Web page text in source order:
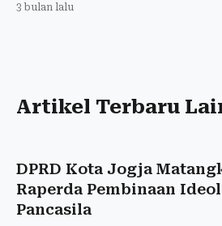
3 bulan lalu
Artikel Terbaru
DPRD Kota Jogja
Raperda Pembinaan
Pancasila